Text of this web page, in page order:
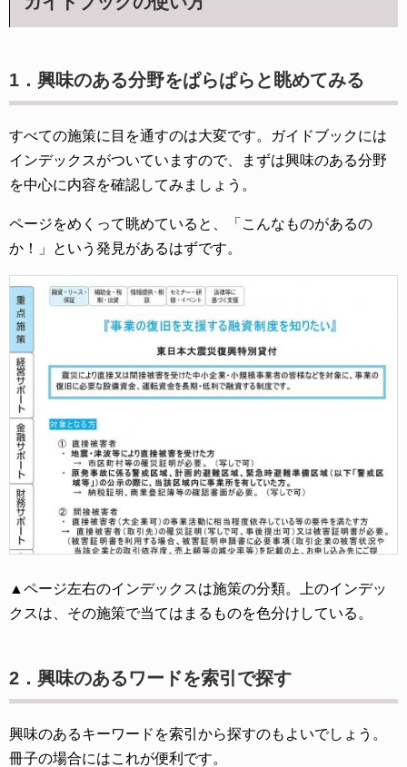
1．興味のある分野をぱらぱらと眺めてみる
すべての施策に目を通すのは大変です。ガイドブックには
インデックスがついていますので、まずは興味のある分野
を中心に内容を確認してみましょう。
ページをめくって眺めていると、「こんなものがあるの
か！」という発見があるはずです。
▲ページ左右のインデックスは施策の分類。上のインデッ
クスは、その施策で当てはまるものを色分けしている。
2．興味のあるワードを索引で探す
興味のあるキーワードを索引から探すのもよいでしょう。
冊子の場合にはこれが便利です。